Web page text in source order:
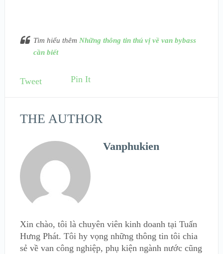
Tìm hiểu thêm Những thông tin thú vị về van bybass
cần biết
Tweet Pin It
THE AUTHOR
Vanphukien
Xin chào, tôi là chuyên viên kinh doanh tại Tuấn
Hưng Phát. Tôi hy vọng những thông tin tôi chia
sẻ về van công nghiệp, phụ kiện ngành nước cũng